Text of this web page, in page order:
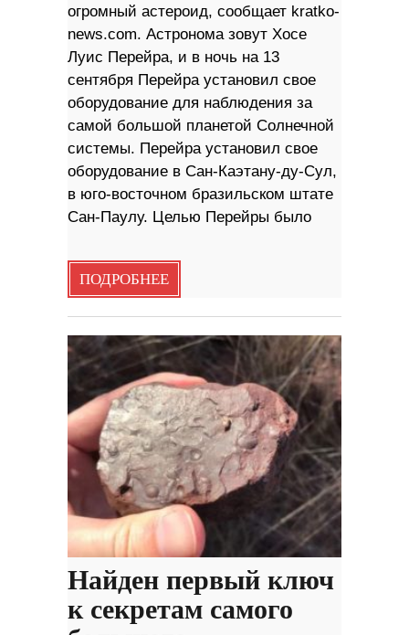
огромный астероид, сообщает kratko-
news.com. Астронома зовут Хосе
Луис Перейра, и в ночь на 13
сентября Перейра установил свое
оборудование для наблюдения за
самой большой планетой Солнечной
системы. Перейра установил свое
оборудование в Сан-Каэтану-ду-Сул,
в юго-восточном бразильском штате
Сан-Паулу. Целью Перейры было
ПОДРОБНЕЕ
Найден первый ключ
к секретам самого